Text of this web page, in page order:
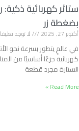
ستائر كهربائية ذكية:
بضغطة زر
أكتوبر 27, 2025 لا توجد
في عالمٍ يتطور بسرعة نحو
كهربائية جزءًا أساسيًا من
الستارة مجرد قطعة
Read More »